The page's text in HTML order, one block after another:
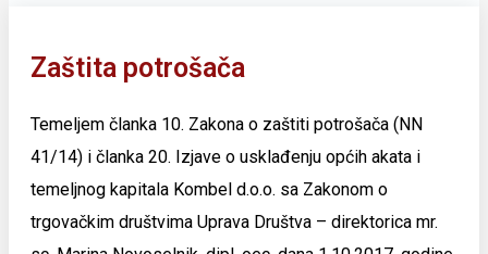
Zaštita potrošača
Temeljem članka 10. Zakona o zaštiti potrošača (NN
41/14) i članka 20. Izjave o usklađenju općih akata i
temeljnog kapitala Kombel d.o.o. sa Zakonom o
trgovačkim društvima Uprava Društva – direktorica mr.